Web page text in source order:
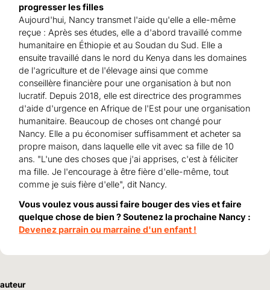
progresser les filles
Aujourd'hui, Nancy transmet l'aide qu'elle a elle-même
reçue : Après ses études, elle a d'abord travaillé comme
humanitaire en Éthiopie et au Soudan du Sud. Elle a
ensuite travaillé dans le nord du Kenya dans les domaines
de l'agriculture et de l'élevage ainsi que comme
conseillère financière pour une organisation à but non
lucratif. Depuis 2018, elle est directrice des programmes
d'aide d'urgence en Afrique de l'Est pour une organisation
humanitaire. Beaucoup de choses ont changé pour
Nancy. Elle a pu économiser suffisamment et acheter sa
propre maison, dans laquelle elle vit avec sa fille de 10
ans. "L'une des choses que j'ai apprises, c'est à féliciter
ma fille. Je l'encourage à être fière d'elle-même, tout
comme je suis fière d'elle", dit Nancy.
Vous voulez vous aussi faire bouger des vies et faire
quelque chose de bien ? Soutenez la prochaine Nancy :
Devenez parrain ou marraine d'un enfant !
auteur